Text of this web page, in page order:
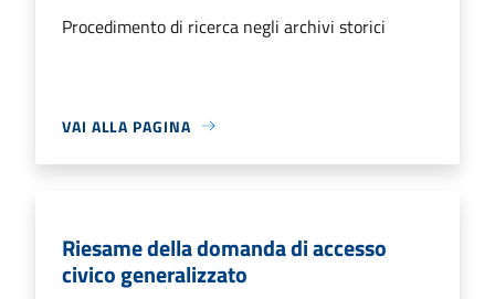
Procedimento di ricerca negli archivi storici
VAI ALLA PAGINA
Riesame della domanda di accesso
civico generalizzato